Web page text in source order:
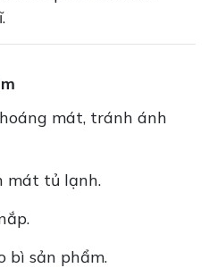
mát, tránh ánh
mát tủ lạnh.
bì sản phẩm.